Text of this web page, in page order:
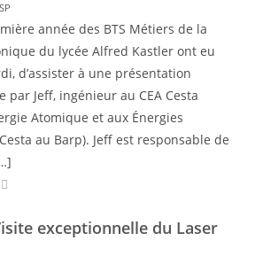
SP
année des BTS Métiers de la
du lycée Alfred Kastler ont eu
d’assister à une présentation
par Jeff, ingénieur au CEA Cesta
Atomique et aux Énergies
au Barp). Jeff est responsable de
exceptionnelle du Laser